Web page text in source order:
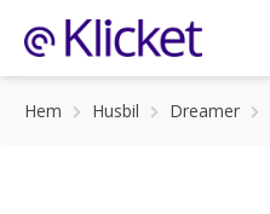
Hem Husbil Dreamer